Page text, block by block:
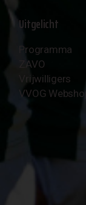
Uitgelicht
Programma
ZAVO
Vrijwilligers
VVOG Webshop